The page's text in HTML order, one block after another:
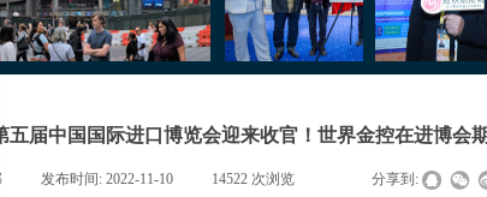
五届中国国际进口博览会迎来收官！世界金控在进博会
发布时间: 2022-11-10 14522 次浏览 分享到: